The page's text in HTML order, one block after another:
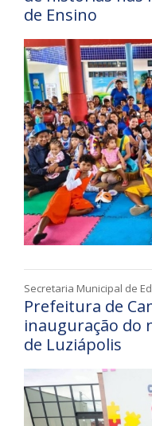
de Ensino
Secretaria Municipal de
Prefeitura de
inauguração do
de Luziápolis